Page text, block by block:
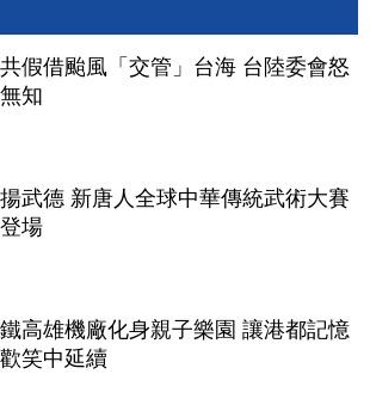
假借颱風「交管」台海 台陸委會怒
知
武德 新唐人全球中華傳統武術大賽
場
高雄機廠化身親子樂園 讓港都記憶
笑中延續